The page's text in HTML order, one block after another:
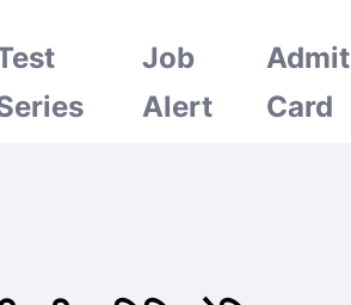
Job
Alert
Admit
Card